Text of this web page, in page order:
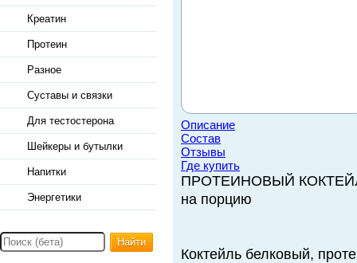
Креатин
Протеин
Разное
Суставы и связки
Для тестостерона
Шейкеры и бутылки
Напитки
Энергетики
Найти
Описание
Состав
Отзывы
Где купить
ПРОТЕИНОВЫЙ
на порцию
Коктейль белковый,